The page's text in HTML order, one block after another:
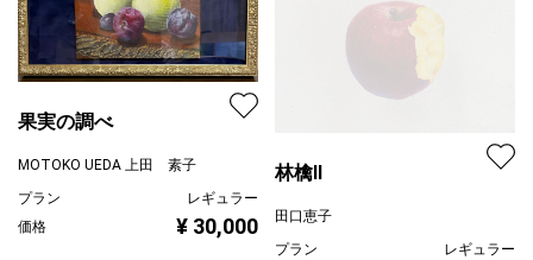
プラン
レギュラー
¥ 30,000